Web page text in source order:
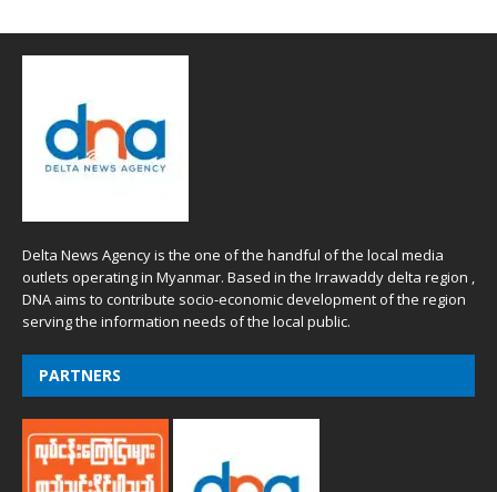
Delta News Agency is the one of the handful of the local media
outlets operating in Myanmar. Based in the Irrawaddy delta region ,
DNA aims to contribute socio-economic development of the region
serving the information needs of the local public.
PARTNERS